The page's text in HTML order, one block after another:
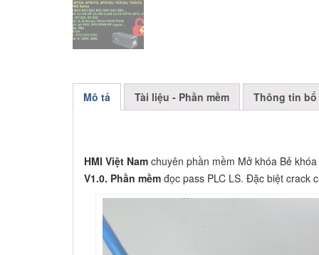
Mô tả Tài liệu - Phần mềm Thông tin
HMI Việt Nam chuyên phần mềm Mở khóa Bẻ
V1.0. Phần mềm đọc pass PLC LS. Đặc biệt crack